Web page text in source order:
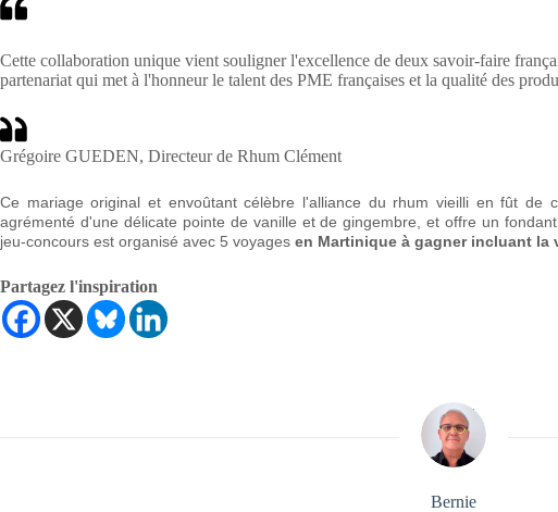
Cette collaboration unique vient souligner l'excellence de deux savoir-faire
partenariat qui met à l'honneur le talent des PME françaises et la qualité des
Grégoire GUEDEN, Directeur de Rhum Clément
Ce mariage original et envoûtant célèbre l'alliance du rhum vieilli en fût de
agrémenté d'une délicate pointe de vanille et de gingembre, et offre un
jeu-concours est organisé avec 5 voyages en Martinique à gagner incluant
Partagez l'inspiration
Bernie